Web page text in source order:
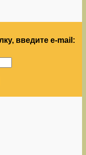
введите e-mail: